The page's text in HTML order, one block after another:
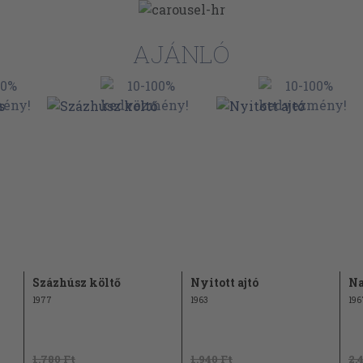
36
38
AJÁNLÓ
Százhúsz költő
1977
1.780 Ft
Nyitott ajtó
1963
1.940 Ft